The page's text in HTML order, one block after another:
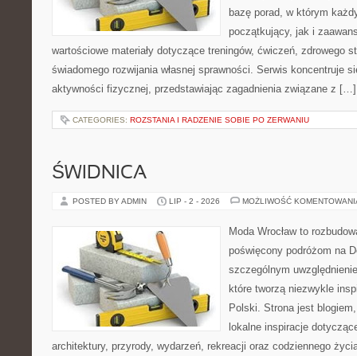
bazę porad, w którym
początkujący, jak i
wartościowe materiały dotyczące treningów, ćwiczeń, zdrowego
świadomego rozwijania własnej sprawności. Serwis koncentruje
aktywności fizycznej, przedstawiając zagadnienia związane z […]
CATEGORIES: ROZSTANIA I RADZENIE SOBIE PO ZERWANIU
ŚWIDNICA
POSTED BY ADMIN LIP - 2 - 2026 MOŻLIWOŚĆ
Moda Wrocław to
poświęcony podróżom na
szczególnym
które tworzą niezwykle
Polski. Strona jest
lokalne inspiracje
architektury, przyrody, wydarzeń, rekreacji oraz codziennego